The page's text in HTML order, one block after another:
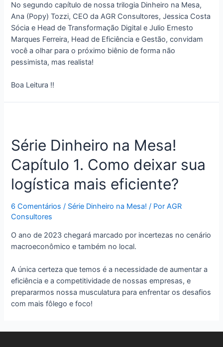
No segundo capítulo de nossa trilogia Dinheiro na Mesa,
Ana (Popy) Tozzi, CEO da AGR Consultores, Jessica Costa
Sócia e Head de Transformação Digital e Julio Ernesto
Marques Ferreira, Head de Eficiência e Gestão, convidam
você a olhar para o próximo biênio de forma não
pessimista, mas realista!
Boa Leitura !!
Série Dinheiro na Mesa!
Capítulo 1. Como deixar sua
logística mais eficiente?
6 Comentários / Série Dinheiro na Mesa! / PorAGR
Consultores
O ano de 2023 chegará marcado por incertezas no cenário
macroeconômico e também no local.
A única certeza que temos é a necessidade de aumentar a
eficiência e a competitividade de nossas empresas, e
prepararmos nossa musculatura para enfrentar os desafios
com mais fôlego e foco!